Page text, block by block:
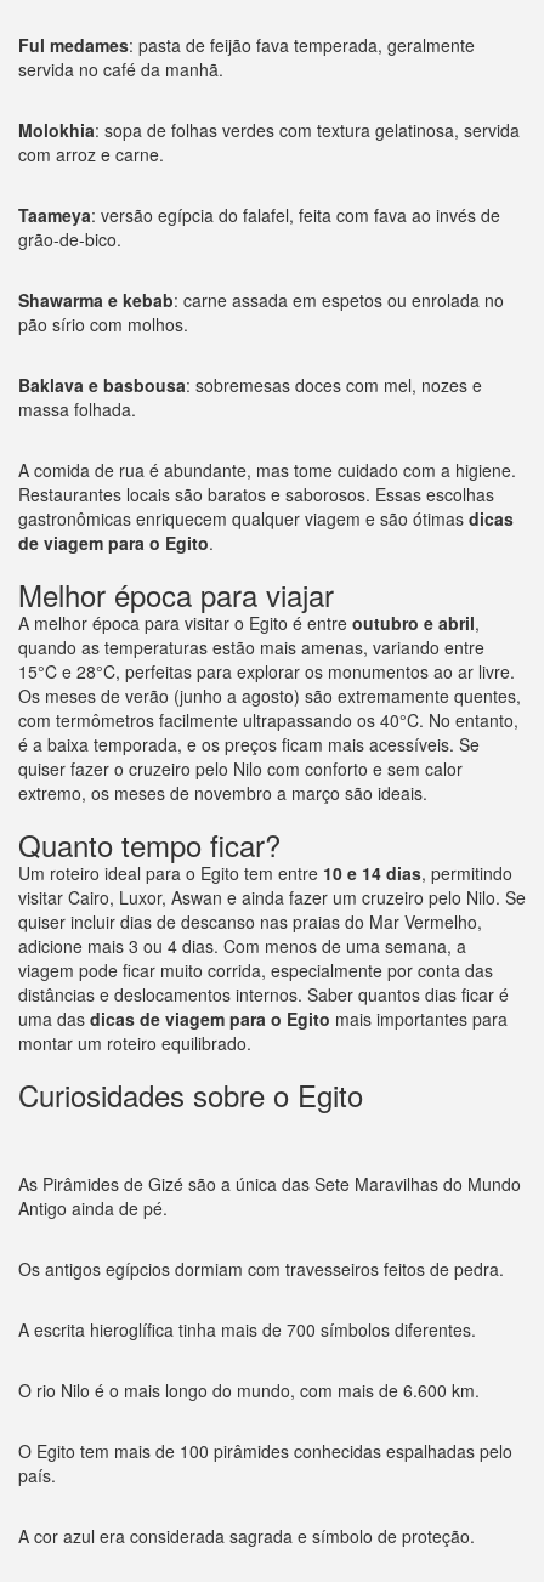
Ful medames: pasta de feijão fava temperada, geralmente
servida no café da manhã.
Molokhia: sopa de folhas verdes com textura gelatinosa, servida
com arroz e carne.
Taameya: versão egípcia do falafel, feita com fava ao invés de
grão-de-bico.
Shawarma e kebab: carne assada em espetos ou enrolada no
pão sírio com molhos.
Baklava e basbousa: sobremesas doces com mel, nozes e
massa folhada.
A comida de rua é abundante, mas tome cuidado com a higiene.
Restaurantes locais são baratos e saborosos. Essas escolhas
gastronômicas enriquecem qualquer viagem e são ótimas dicas
de viagem para o Egito.
Melhor época para viajar
A melhor época para visitar o Egito é entre outubro e abril,
quando as temperaturas estão mais amenas, variando entre
15°C e 28°C, perfeitas para explorar os monumentos ao ar livre.
Os meses de verão (junho a agosto) são extremamente quentes,
com termômetros facilmente ultrapassando os 40°C. No entanto,
é a baixa temporada, e os preços ficam mais acessíveis. Se
quiser fazer o cruzeiro pelo Nilo com conforto e sem calor
extremo, os meses de novembro a março são ideais.
Quanto tempo ficar?
Um roteiro ideal para o Egito tem entre 10 e 14 dias, permitindo
visitar Cairo, Luxor, Aswan e ainda fazer um cruzeiro pelo Nilo. Se
quiser incluir dias de descanso nas praias do Mar Vermelho,
adicione mais 3 ou 4 dias. Com menos de uma semana, a
viagem pode ficar muito corrida, especialmente por conta das
distâncias e deslocamentos internos. Saber quantos dias ficar é
uma das dicas de viagem para o Egito mais importantes para
montar um roteiro equilibrado.
Curiosidades sobre o Egito
As Pirâmides de Gizé são a única das Sete Maravilhas do Mundo
Antigo ainda de pé.
Os antigos egípcios dormiam com travesseiros feitos de pedra.
A escrita hieroglífica tinha mais de 700 símbolos diferentes.
O rio Nilo é o mais longo do mundo, com mais de 6.600 km.
O Egito tem mais de 100 pirâmides conhecidas espalhadas pelo
país.
A cor azul era considerada sagrada e símbolo de proteção.